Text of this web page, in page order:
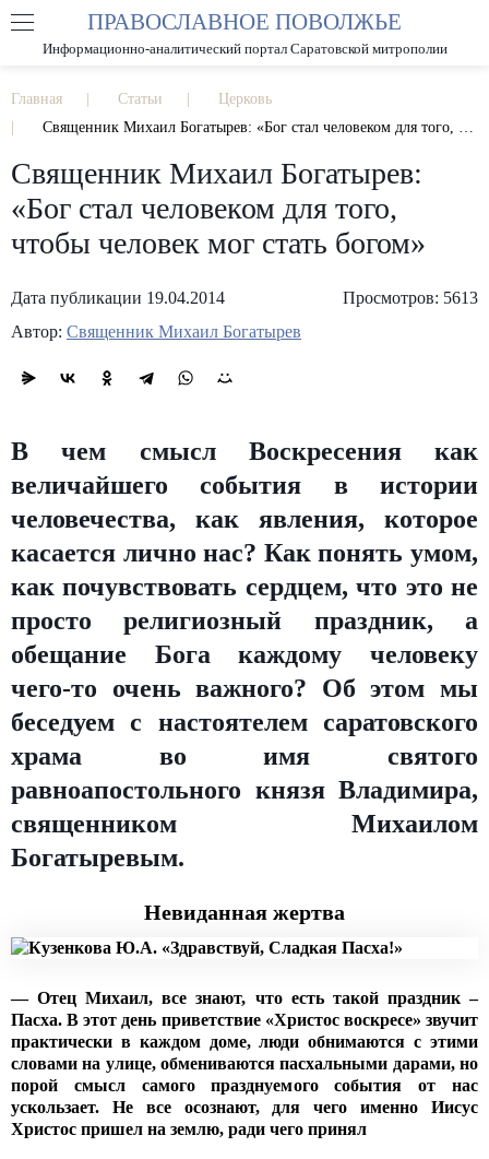
РАЗМЕР ШРИФТА А А
ПРАВОСЛАВНОЕ ПОВОЛЖЬЕ
Информационно-аналитический портал Саратовской митрополии
Главная Статьи
Церковь
Священник Михаил Богатырев: «Бог стал человеком для того, чтобы человек мог стать богом»
Священник Михаил Богатырев:
«Бог стал человеком для того,
чтобы человек мог стать богом»
Дата публикации 19.04.2014
Просмотров: 5613
Автор: Священник Михаил Богатырев
В чем смысл Воскресения как
величайшего события в истории
человечества, как явления, которое
касается лично нас? Как понять умом,
как почувствовать сердцем, что это не
просто религиозный праздник, а
обещание Бога каждому человеку
чего-то очень важного? Об этом мы
беседуем с настоятелем саратовского
храма во имя святого
равноапостольного князя Владимира,
священником Михаилом
Богатыревым.
Невиданная жертва
— Отец Михаил, все знают, что есть такой праздник –
Пасха. В этот день приветствие «Христос воскресе» звучит
практически в каждом доме, люди обнимаются с этими
словами на улице, обмениваются пасхальными дарами, но
порой смысл самого празднуемого события от нас
ускользает. Не все осознают, для чего именно Иисус
Христос пришел на землю, ради чего принял